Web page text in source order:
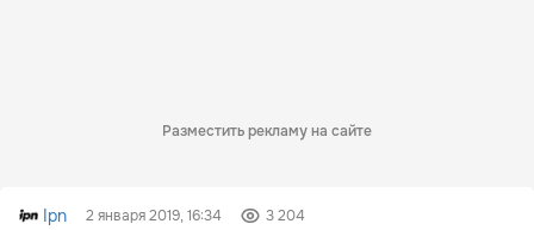
Разместить рекламу на сайте
Ipn 2 января 2019, 16:34 3 204